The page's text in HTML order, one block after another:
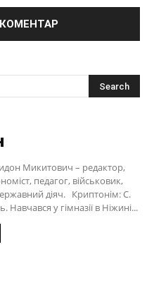
Микитович – редактор,
педагог, військовик,
діяч. Криптонім: С.
Навчався у гімназії в Ніжині...